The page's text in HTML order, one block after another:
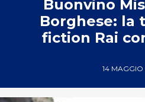
Buonvino
Borghese: la
fiction Rai
14